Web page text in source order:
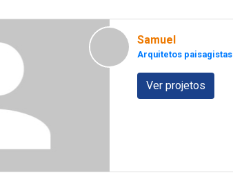
Samuel
Arquitetos paisagistas
Ver projetos